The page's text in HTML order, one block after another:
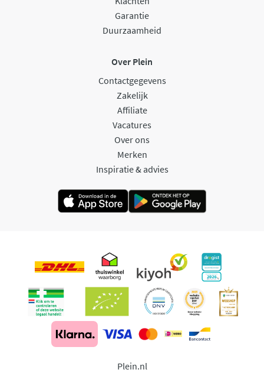
Garantie
Duurzaamheid
Over Plein
Contactgegevens
Zakelijk
Affiliate
Vacatures
Over ons
Merken
Inspiratie & advies
Plein.nl